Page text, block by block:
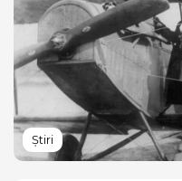
Știri